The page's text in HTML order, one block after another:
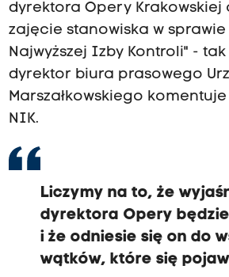
dyrektora Opery Krakowskiej
zajęcie stanowiska w
Najwyższej Izby Kontroli" - tak
dyrektor biura prasowego
Marszałkowskiego
NIK.
Liczymy na to, że
dyrektora Opery
i że odniesie się on do
wątków, które się